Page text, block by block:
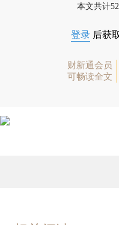
本文共计
登录 后获
财新通会员
可畅读全文